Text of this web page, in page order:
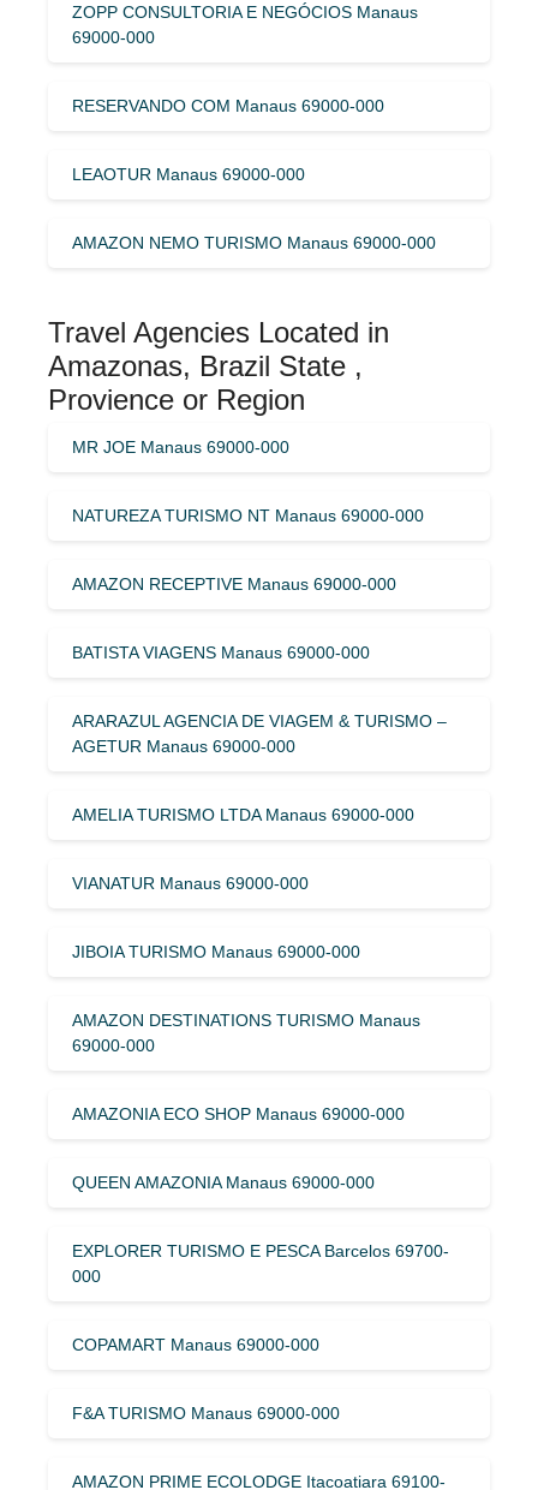
ZOPP CONSULTORIA E NEGÓCIOS Manaus
69000-000
RESERVANDO COM Manaus 69000-000
LEAOTUR Manaus 69000-000
AMAZON NEMO TURISMO Manaus 69000-000
Travel Agencies Located in
Amazonas, Brazil State ,
Provience or Region
MR JOE Manaus 69000-000
NATUREZA TURISMO NT Manaus 69000-000
AMAZON RECEPTIVE Manaus 69000-000
BATISTA VIAGENS Manaus 69000-000
ARARAZUL AGENCIA DE VIAGEM & TURISMO –
AGETUR Manaus 69000-000
AMELIA TURISMO LTDA Manaus 69000-000
VIANATUR Manaus 69000-000
JIBOIA TURISMO Manaus 69000-000
AMAZON DESTINATIONS TURISMO Manaus
69000-000
AMAZONIA ECO SHOP Manaus 69000-000
QUEEN AMAZONIA Manaus 69000-000
EXPLORER TURISMO E PESCA Barcelos 69700-
000
COPAMART Manaus 69000-000
F&A TURISMO Manaus 69000-000
AMAZON PRIME ECOLODGE Itacoatiara 69100-